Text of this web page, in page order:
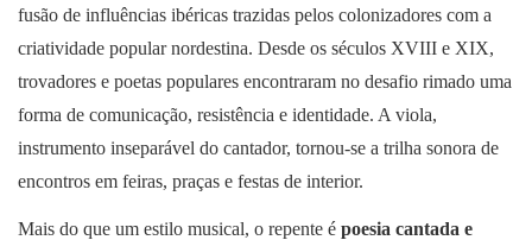
fusão de influências ibéricas trazidas pelos colonizadores com a
criatividade popular nordestina. Desde os séculos XVIII e XIX,
trovadores e poetas populares encontraram no desafio rimado uma
forma de comunicação, resistência e identidade. A viola,
instrumento inseparável do cantador, tornou-se a trilha sonora de
encontros em feiras, praças e festas de interior.
Mais do que um estilo musical, o repente é poesia cantada e